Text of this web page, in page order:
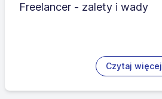
Freelancer - zalety i wady
Czytaj więcej